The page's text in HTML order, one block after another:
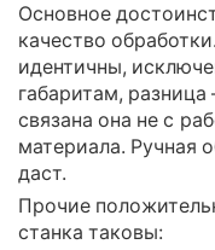
Основное
качество
идентичны,
габаритам,
связана она не с
материала. Ручная
даст.
Прочие
станка таковы: